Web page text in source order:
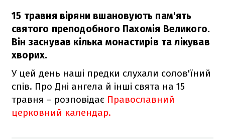
15 травня віряни вшановують пам'ять
святого преподобного Пахомія Великого.
Він заснував кілька монастирів та лікував
хворих.
У цей день наші предки слухали солов'їний
спів. Про Дні ангела й інші свята на 15
травня – розповідає Православний
церковний календар.